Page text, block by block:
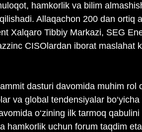
hamkorlik va bilim
Allaqachon 200 dan ortiq
Xalqaro Tibbiy Markazi, SEG
CISOlardan iborat maslahat
dasturi davomida muhim rol
va global tendensiyalar
o‘zining ilk tarmoq qabulini
hamkorlik uchun forum taqdim